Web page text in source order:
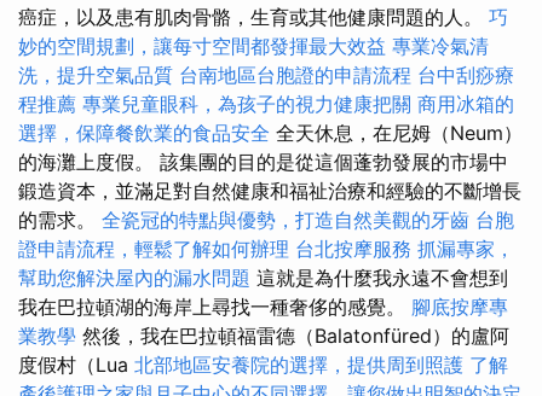
癌症，以及患有肌肉骨骼，生育或其他健康問題的人。 巧
妙的空間規劃，讓每寸空間都發揮最大效益 專業冷氣清
洗，提升空氣品質 台南地區台胞證的申請流程 台中刮痧療
程推薦 專業兒童眼科，為孩子的視力健康把關 商用冰箱的
選擇，保障餐飲業的食品安全 全天休息，在尼姆（Neum）
的海灘上度假。 該集團的目的是從這個蓬勃發展的市場中
鍛造資本，並滿足對自然健康和福祉治療和經驗的不斷增長
的需求。 全瓷冠的特點與優勢，打造自然美觀的牙齒 台胞
證申請流程，輕鬆了解如何辦理 台北按摩服務 抓漏專家，
幫助您解決屋內的漏水問題 這就是為什麼我永遠不會想到
我在巴拉頓湖的海岸上尋找一種奢侈的感覺。 腳底按摩專
業教學 然後，我在巴拉頓福雷德（Balatonfüred）的盧阿
度假村（Lua 北部地區安養院的選擇，提供周到照護 了解